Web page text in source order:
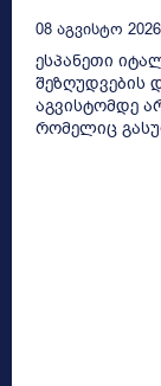
08 Აგვისტო
ესპანეთი
შეზღუდვების
აგვისტომდე
რომელიც